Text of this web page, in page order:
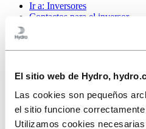
El sitio web de Hydro,
Las cookies son pequeños
el sitio funcione
Utilizamos cookies
Ir a: Inversores
Contactos para el inversor
Contacto Prensa
Galería multimedia
Ir a:Acerca de Hydro
Esto es Hydro
Industrias que importan